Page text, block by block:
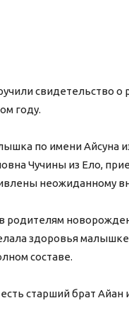
свидетельство о
году.
по имени Айсуна
Чучины из Ело,
неожиданному
родителям
здоровья
составе.
старший брат Айан и